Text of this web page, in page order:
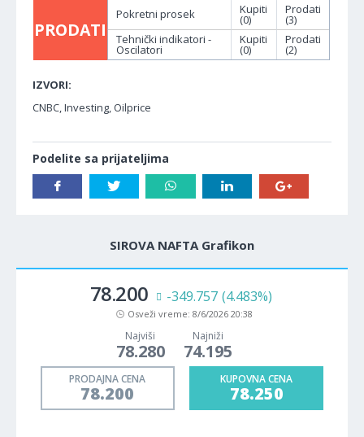
PRODATI
Pokretni prosek Kupiti
(0)
Prodati
(3)
Tehnički indikatori -
Oscilatori
Kupiti
(0)
Prodati
(2)
IZVORI:
CNBC, Investing, Oilprice
Podelite sa prijateljima
SIROVA NAFTA Grafikon
78.200 -349.757 (4.483%)
Osveži vreme: 8/6/2026 20:38
Najviši
78.280
Najniži
74.195
PRODAJNA CENA
78.200
KUPOVNA CENA
78.250